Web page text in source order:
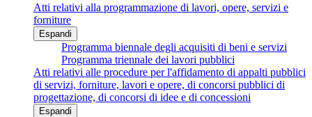
Atti relativi alla programmazione di lavori, opere, servizi e
forniture
Espandi
Programma biennale degli acquisiti di beni e servizi
Programma triennale dei lavori pubblici
Atti relativi alle procedure per l'affidamento di appalti pubblici
di servizi, forniture, lavori e opere, di concorsi pubblici di
progettazione, di concorsi di idee e di concessioni
Espandi